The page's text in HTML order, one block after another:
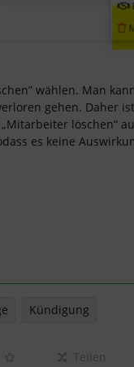
wählen. Man
gehen. Daher
löschen“
es keine
Kündigung
Teilen